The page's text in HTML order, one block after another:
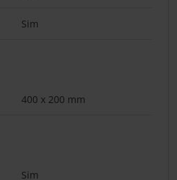
Sim
400 x 200 mm
Sim